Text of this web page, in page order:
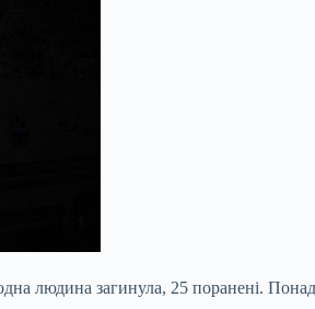
людина загинула, 25 поранені. Понад